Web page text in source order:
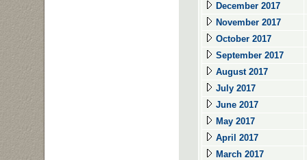
December 2017
November 2017
October 2017
September 2017
August 2017
July 2017
June 2017
May 2017
April 2017
March 2017